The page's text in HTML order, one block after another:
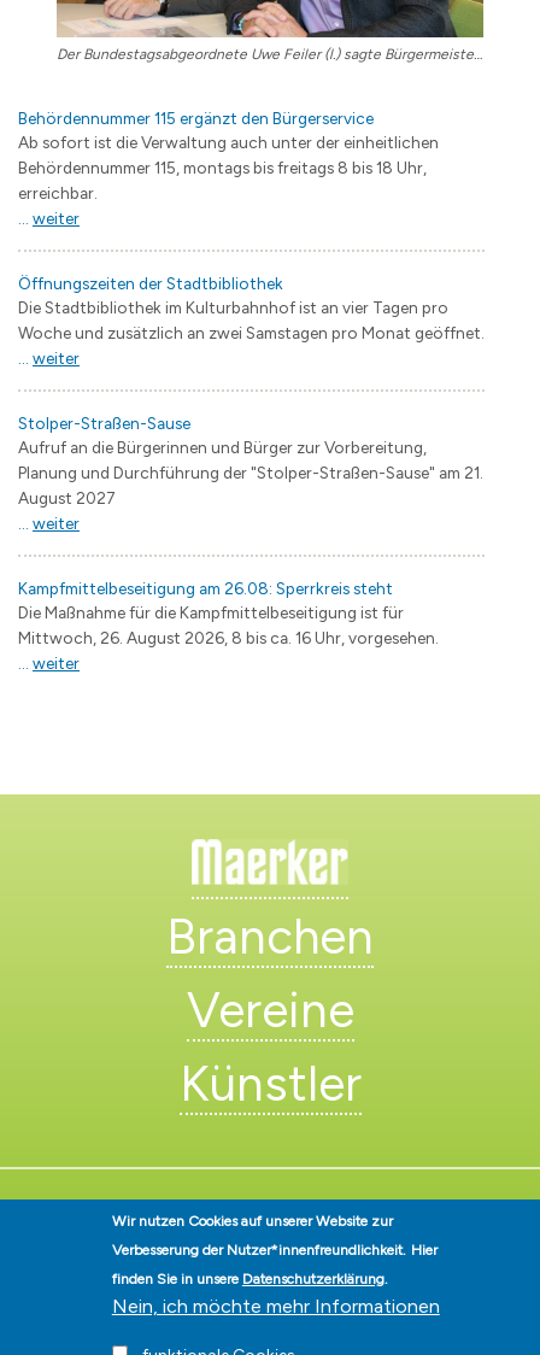
Der Bundestagsabgeordnete Uwe Feiler (l.) sagte Bürgermeister Steffen Apelt seine Unterstützung zu. Er werden auf Landes- und Bundesebene Gespräche führen.
Behördennummer 115 ergänzt den Bürgerservice
Ab sofort ist die Verwaltung auch unter der einheitlichen
Behördennummer 115, montags bis freitags 8 bis 18 Uhr,
erreichbar.
... weiter
Öffnungszeiten der Stadtbibliothek
Die Stadtbibliothek im Kulturbahnhof ist an vier Tagen pro
Woche und zusätzlich an zwei Samstagen pro Monat geöffnet.
... weiter
Stolper-Straßen-Sause
Aufruf an die Bürgerinnen und Bürger zur Vorbereitung,
Planung und Durchführung der "Stolper-Straßen-Sause" am 21.
August 2027
... weiter
Kampfmittelbeseitigung am 26.08: Sperrkreis steht
Die Maßnahme für die Kampfmittelbeseitigung ist für
Mittwoch, 26. August 2026, 8 bis ca. 16 Uhr, vorgesehen.
... weiter
Branchen
Vereine
Künstler
Neuendorf • Telefon03303-528-0• E-Mail:info@hohen-neuendorf.de
Presse|Datenschutz|Barrierefreiheit|Hinweisgeberschutz
Wir nutzen Cookies auf unserer Website zur
Verbesserung der Nutzer*innenfreundlichkeit. Hier
finden Sie in unsere Datenschutzerklärung.
Nein, ich möchte mehr Informationen